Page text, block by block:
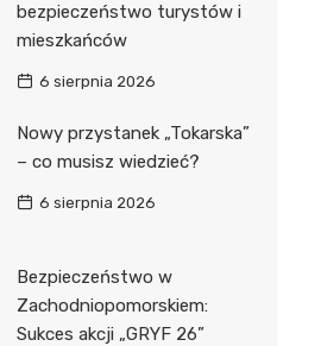
bezpieczeństwo turystów i
mieszkańców
6 sierpnia 2026
Nowy przystanek „Tokarska”
– co musisz wiedzieć?
6 sierpnia 2026
Bezpieczeństwo w
Zachodniopomorskiem:
Sukces akcji „GRYF 26”